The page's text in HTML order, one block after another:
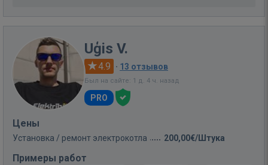
Uģis V.
4.9 · 13 отзывов
Был на сайте: 1 д. 4 ч. назад
PRO
Цены
Установка / ремонт электрокотла 200,00€/Штука
Примеры работ